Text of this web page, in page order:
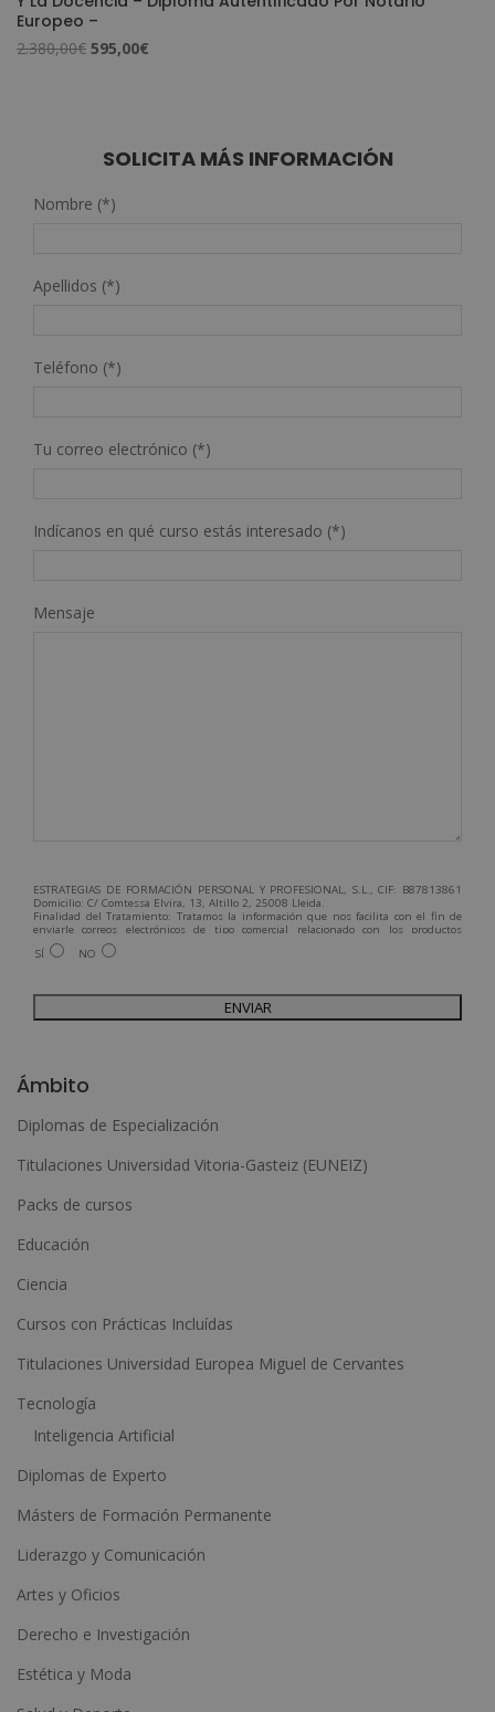
Europeo –
2.380,00€ El
2.380,00€.
595,00€
595,00€.
SOLICITA MÁS INFORMACIÓN
Nombre (*)
Apellidos (*)
Teléfono (*)
Tu correo electrónico (*)
Indícanos en qué curso estás interesado (*)
Mensaje
ESTRATEGIAS DE FORMACIÓN PERSONAL Y PROFESIONAL, S.L., CIF: B87813861
Domicilio: C/ Comtessa Elvira, 13, Altillo 2, 25008 Lleida.
Finalidad del Tratamiento: Tratamos la información que nos facilita con el fin de
enviarle correos electrónicos de tipo comercial relacionado con los productos
ofrecidos y otros tipo de productos que fueran de su interés.
Legitimación del tratamiento: Consentimiento del interesado.
Para más información consulte nuestra Política de Privacidad.
Desea recibir información comercial (vía telefónica y/o email):
SÍ NO
e
r
n
i
v
e
Ámbito
Diplomas de Especialización
Titulaciones Universidad Vitoria-Gasteiz (EUNEIZ)
Packs de cursos
Educación
Ciencia
Cursos con Prácticas Incluídas
Titulaciones Universidad Europea Miguel de Cervantes
Tecnología
Inteligencia Artificial
Diplomas de Experto
Másters de Formación Permanente
Liderazgo y Comunicación
Artes y Oficios
Derecho e Investigación
Estética y Moda